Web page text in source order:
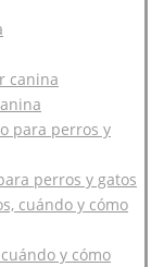
perros y gatos
y cómo